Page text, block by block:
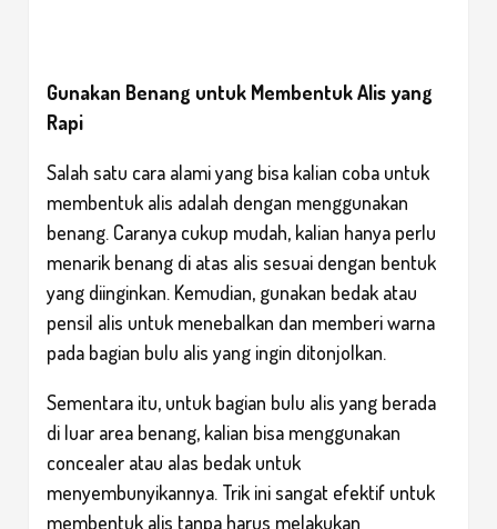
Gunakan Benang untuk Membentuk Alis yang
Rapi
Salah satu cara alami yang bisa kalian coba untuk
membentuk alis adalah dengan menggunakan
benang. Caranya cukup mudah, kalian hanya perlu
menarik benang di atas alis sesuai dengan bentuk
yang diinginkan. Kemudian, gunakan bedak atau
pensil alis untuk menebalkan dan memberi warna
pada bagian bulu alis yang ingin ditonjolkan.
Sementara itu, untuk bagian bulu alis yang berada
di luar area benang, kalian bisa menggunakan
concealer atau alas bedak untuk
menyembunyikannya. Trik ini sangat efektif untuk
membentuk alis tanpa harus melakukan